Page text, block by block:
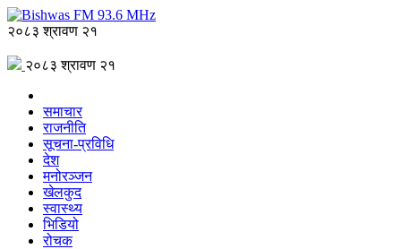
२०८३ श्रावण २१
२०८३ श्रावण २१
समाचार
राजनीति
सूचना-प्रविधि
देश
मनोरञ्जन
खेलकुद
स्वास्थ्य
भिडियो
रोचक